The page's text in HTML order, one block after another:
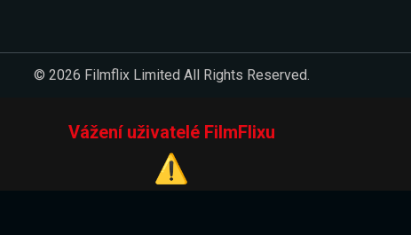
© 2026 Filmflix Limited All Rights Reserved.
Vážení uživatelé FilmFlixu
⚠️